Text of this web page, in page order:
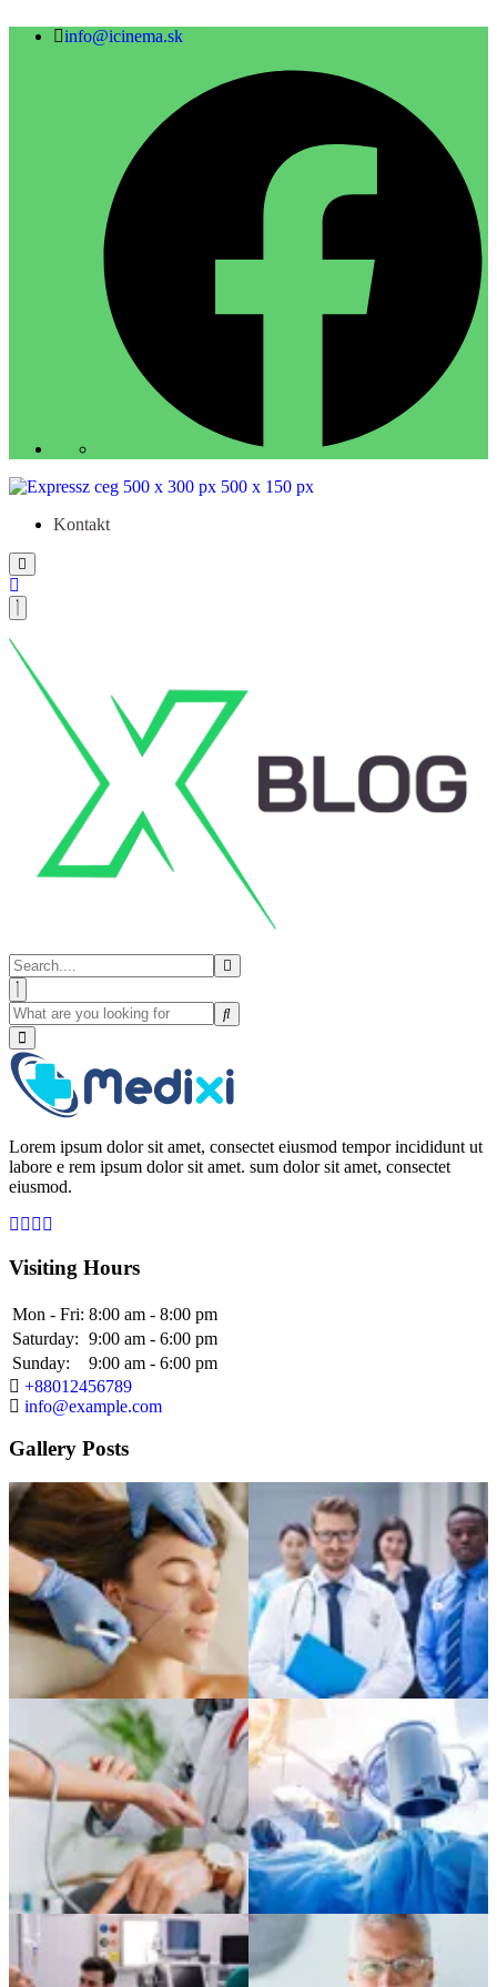
info@icinema.sk
Kontakt
Lorem ipsum dolor sit amet, consectet eiusmod tempor incididunt ut
labore e rem ipsum dolor sit amet. sum dolor sit amet, consectet
eiusmod.
Visiting Hours
Mon - Fri: 8:00 am - 8:00 pm
Saturday: 9:00 am - 6:00 pm
Sunday:
9:00 am - 6:00 pm
+88012456789
info@example.com
Gallery Posts